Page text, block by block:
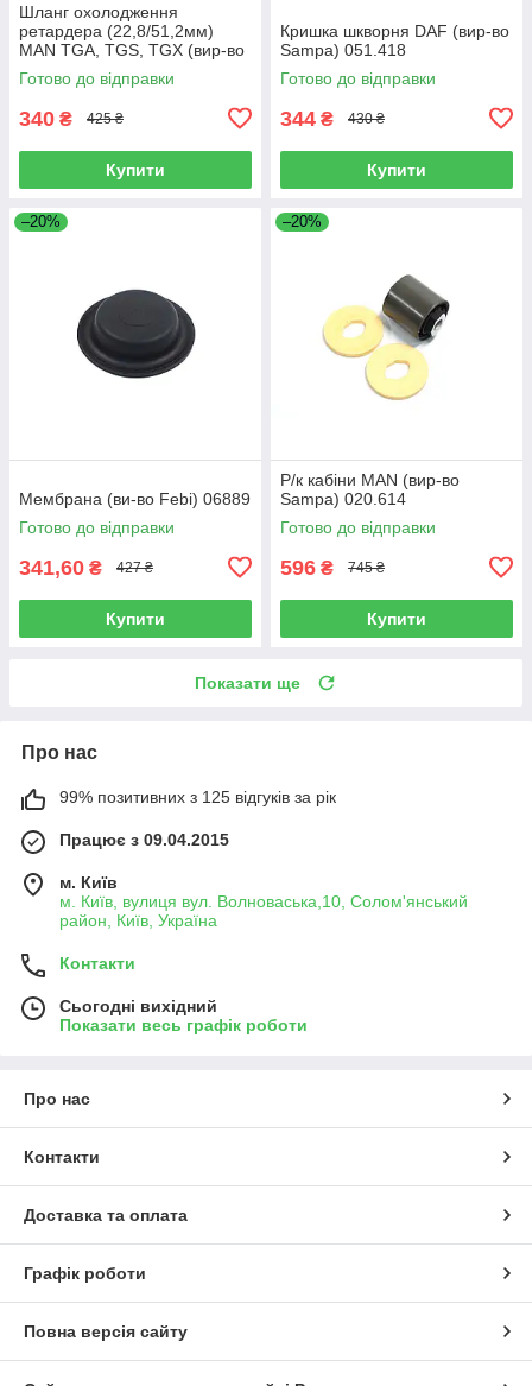
Шланг охолодження
ретардера (22,8/51,2мм)
MAN TGA, TGS, TGX (вир-во
Sampa) 023.258
Готово до відправки
340 ₴ 425 ₴
Купити
Кришка шкворня DAF (вир-во
Sampa) 051.418
Готово до відправки
344 ₴ 430 ₴
Купити
–20%
Мембрана (ви-во Febi) 06889
Готово до відправки
341,60 ₴ 427 ₴
Купити
–20%
Р/к кабіни MAN (вир-во
Sampa) 020.614
Готово до відправки
596 ₴ 745 ₴
Купити
Показати ще
Про нас
99% позитивних з 125 відгуків за рік
Працює з 09.04.2015
м. Київ
м. Київ, вулиця вул. Волноваська,10, Солом'янський
район, Київ, Україна
Контакти
Сьогодні вихідний
Показати весь графік роботи
Про нас
Контакти
Доставка та оплата
Графік роботи
Повна версія сайту